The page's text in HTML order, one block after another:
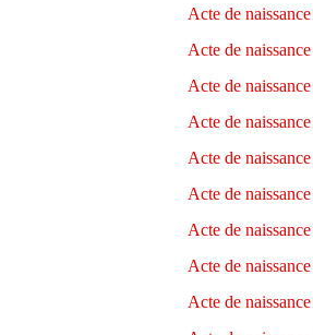
Acte de
Acte de
Acte de
Acte de
Acte de
Acte de
Acte de
Acte de
Acte de